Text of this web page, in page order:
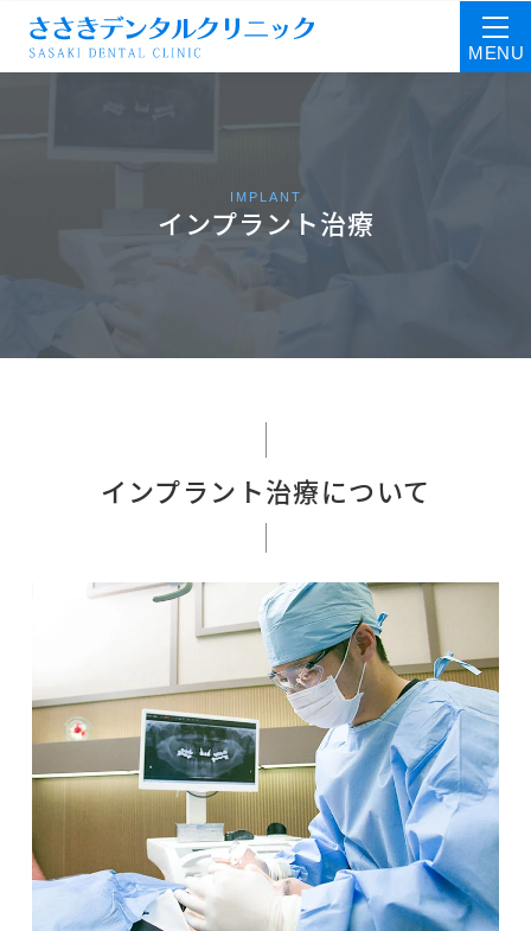
IMPLANT
インプラント治療
インプラント治療について